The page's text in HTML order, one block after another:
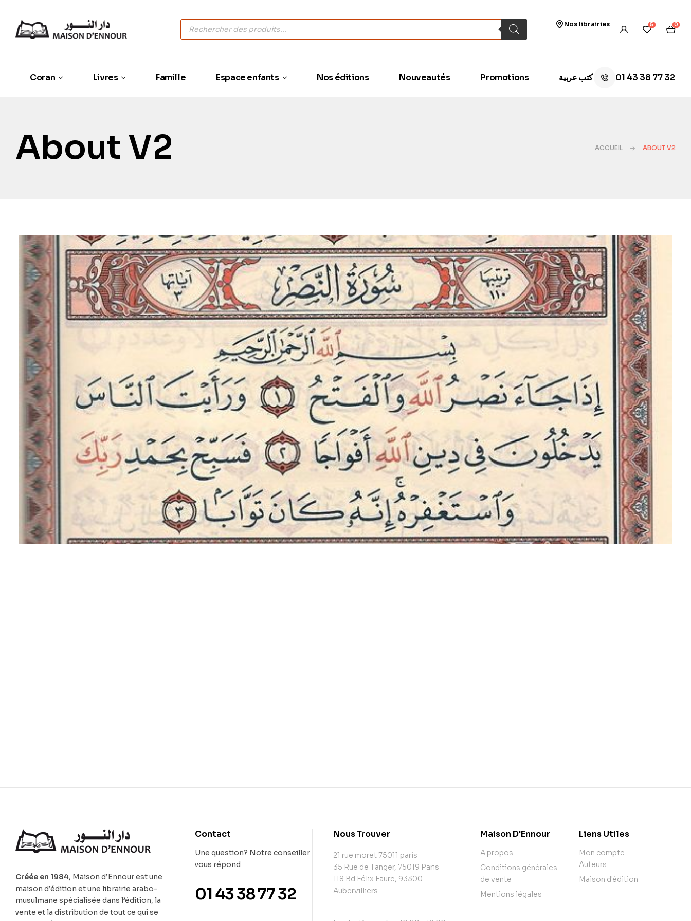
Nos librairies 5 0
Coran Livres Famille Espace enfants Nos éditions Nouveautés Promotions كتب عربية 01 43 38 77 32
About V2 ACCUEIL ABOUT V2
Créée en 1984, Maison d’Ennour est une
maison d’édition et une librairie arabo-
musulmane spécialisée dans l’édition, la
vente et la distribution de tout ce qui se
Contact
Une question? Notre conseiller
vous répond
01 43 38 77 32
Nous Trouver
21 rue moret 75011 paris
35 Rue de Tanger, 75019 Paris
118 Bd Félix Faure, 93300
Aubervilliers
Maison D'Ennour
A propos
Conditions générales
de vente
Mentions légales
Liens Utiles
Mon compte
Auteurs
Maison d'édition